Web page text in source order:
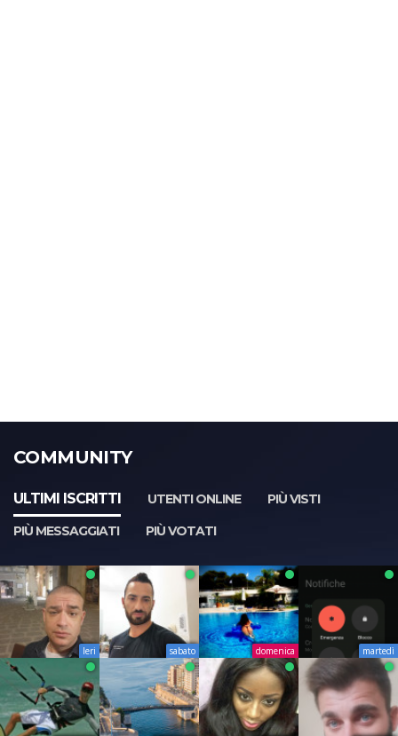
COMMUNITY
ULTIMI ISCRITTI UTENTI ONLINE
PIÙ VISTI
PIÙ MESSAGGIATI
PIÙ VOTATI
Ieri sabato domenica martedì